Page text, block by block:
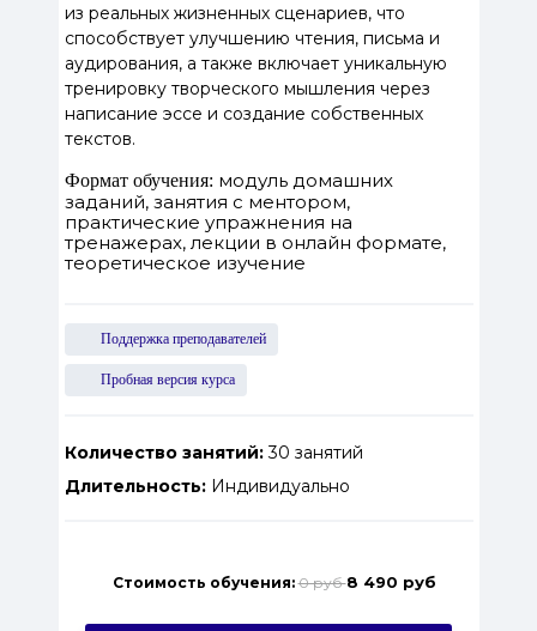
из реальных жизненных сценариев, что
способствует улучшению чтения, письма и
аудирования, а также включает уникальную
тренировку творческого мышления через
написание эссе и создание собственных
текстов.
Формат обучения: модуль домашних
заданий, занятия с ментором,
практические упражнения на
тренажерах, лекции в онлайн формате,
теоретическое изучение
Поддержка преподавателей
Пробная версия курса
Количество занятий:30 занятий
Длительность:Индивидуально
Стоимость обучения: 0 руб8 490 руб